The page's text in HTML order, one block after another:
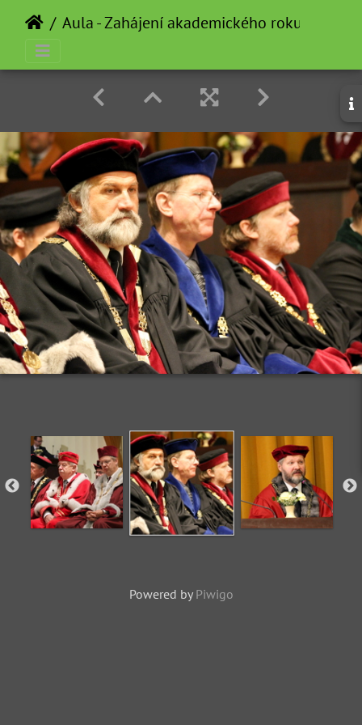
Aula - Zahájení akademického roku - 2012-
Powered by Piwigo